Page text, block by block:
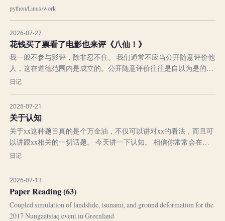
服务器上的 Conda 环境已经没有一个能直接丝滑运行它。好吧，深
python/Linux/work
2026-07-27
花钱买了票看了电影也来评《八仙！》
我一般不参与影评，除非忍不住。 我们通常不应当公开随意评价他
人，这在道德范围内是成立的。公开随意评价往往是自以为是的凌
驾于他人之上的审判。其实这和法院效果类似了。 那我们为什么那
认为是变态被孤立。打猎不...
日记
2026-07-21
关于认知
关于xx这种题目真的是个万金油，不仅可以讲对xx的看法，而且可
以讲跟xx相关的一切话题。 今天讲一下认知。 相信你常常会在网
上刷到这类话题: 为什会出现那么多高认知的穷人?道理都懂，怎么
日记
2026-07-13
Paper Reading (63)
Coupled simulation of landslide, tsunami, and ground deformation for the
2017 Nuugaatsiaq event in Greenland